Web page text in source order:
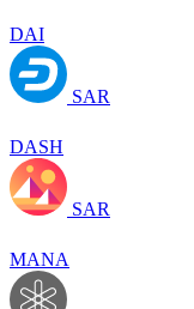
DAI
SAR
DASH
SAR
MANA